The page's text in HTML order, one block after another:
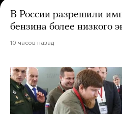
В России разрешили
бензина более низкого
10 часов назад